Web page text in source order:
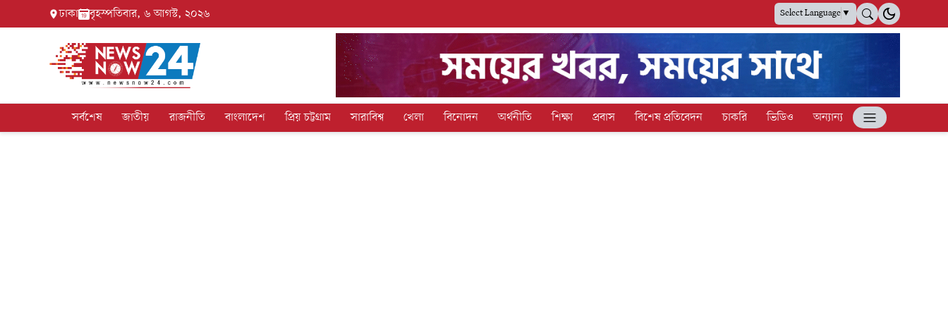
ঢাকা বৃহস্পতিবার, ৬ আগস্ট, ২০২৬ Select Language▼
সর্বশেষ জাতীয় রাজনীতি বাংলাদেশ প্রিয় চট্টগ্রাম সারাবিশ্ব খেলা বিনোদন অর্থনীতি শিক্ষা প্রবাস বিশেষ প্রতিবেদন চাকরি ভিডিও অন্যান্য